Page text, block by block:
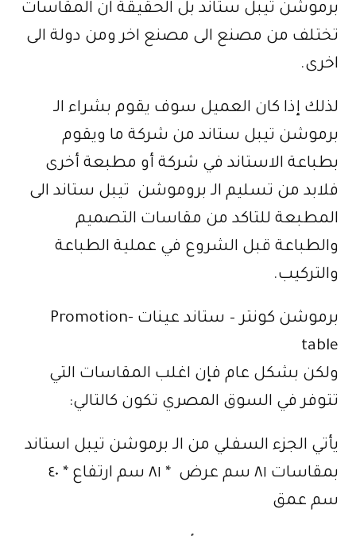
برموشن تيبل ستاند بل الحقيقة ان المقاسات
تختلف من مصنع الى مصنع اخر ومن دولة الى
اخرى.
لذلك إذا كان العميل سوف يقوم بشراء الـ
برموشن تيبل ستاند من شركة ما ويقوم
بطباعة الاستاند في شركة أو مطبعة أخرى
فلابد من تسليم الـ بروموشن تيبل ستاند الى
المطبعة للتاكد من مقاسات التصميم
والطباعة قبل الشروع في عملية الطباعة
والتركيب.
برموشن كونتر – ستاند عينات -Promotion
table
ولكن بشكل عام فإن اغلب المقاسات التي
تتوفر في السوق المصري تكون كالتالي:
يأتي الجزء السفلي من الـ برموشن تيبل استاند
بمقاسات ٨١ سم عرض * ٨١ سم ارتفاع * ٤٠
سم عمق